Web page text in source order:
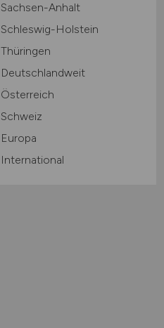
Sachsen-Anhalt
Schleswig-Holstein
Thüringen
Deutschlandweit
Österreich
Schweiz
Europa
International